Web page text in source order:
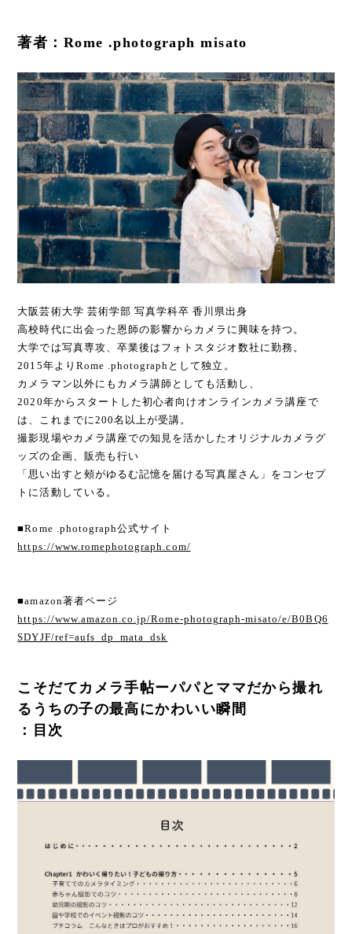
著者：Rome .photograph misato
大阪芸術大学 芸術学部 写真学科卒 香川県出身
高校時代に出会った恩師の影響からカメラに興味を持つ。
大学では写真専攻、卒業後はフォトスタジオ数社に勤務。
2015年よりRome .photographとして独立。
カメラマン以外にもカメラ講師としても活動し、
2020年からスタートした初心者向けオンラインカメラ講座で
は、これまでに200名以上が受講。
撮影現場やカメラ講座での知見を活かしたオリジナルカメラグ
ッズの企画、販売も行い
「思い出すと頰がゆるむ記憶を届ける写真屋さん」をコンセプ
トに活動している。
■Rome .photograph公式サイト
https://www.romephotograph.com/
■amazon著者ページ
https://www.amazon.co.jp/Rome-photograph-misato/e/B0BQ6
SDYJF/ref=aufs_dp_mata_dsk
こそだてカメラ手帖ーパパとママだから撮れ
るうちの子の最高にかわいい瞬間
：目次